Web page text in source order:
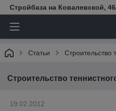
Стройбаза на Ковалевской,
Статьи Строительство
Строительство
19.02.2012